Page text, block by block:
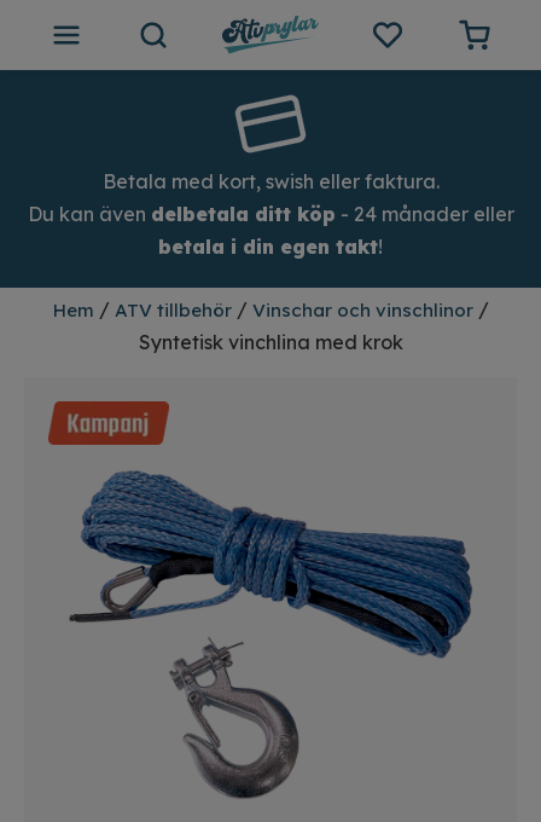
Tips och inspiration
Betala med kort, swish eller faktura.
Du kan även delbetala ditt köp - 24 månader eller
betala i din egen takt!
Hem / ATV tillbehör/ Vinschar och vinschlinor/
Syntetisk vinchlina med krok